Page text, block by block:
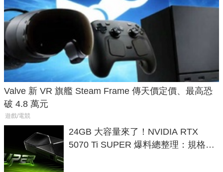
Valve 新 VR 旗艦 Steam Frame 傳天價定價、最高恐
破 4.8 萬元
遊戲/電競
24GB 大容量來了！NVIDIA RTX
5070 Ti SUPER 爆料總整理：規格、